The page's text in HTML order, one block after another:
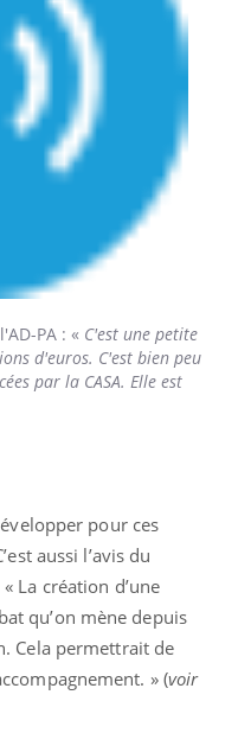
PA : « C'est une petite
d'euros. C'est bien peu
par la CASA. Elle est
pour ces
aussi l’avis du
La création d’une
qu’on mène depuis
Cela permettrait de
» (voir